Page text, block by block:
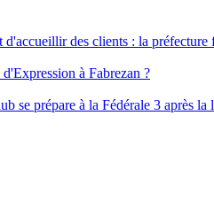
des clients : la préfecture
à Fabrezan ?
se prépare à la Fédérale 3 après